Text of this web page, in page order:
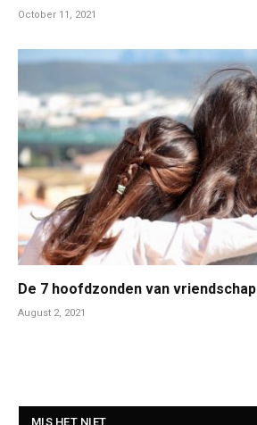
October 11, 2021
De 7 hoofdzonden van vriendschap
August 2, 2021
MIS HET NIET